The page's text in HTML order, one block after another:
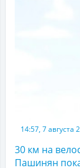
14:57, 7 августа
30 км на
Пашинян